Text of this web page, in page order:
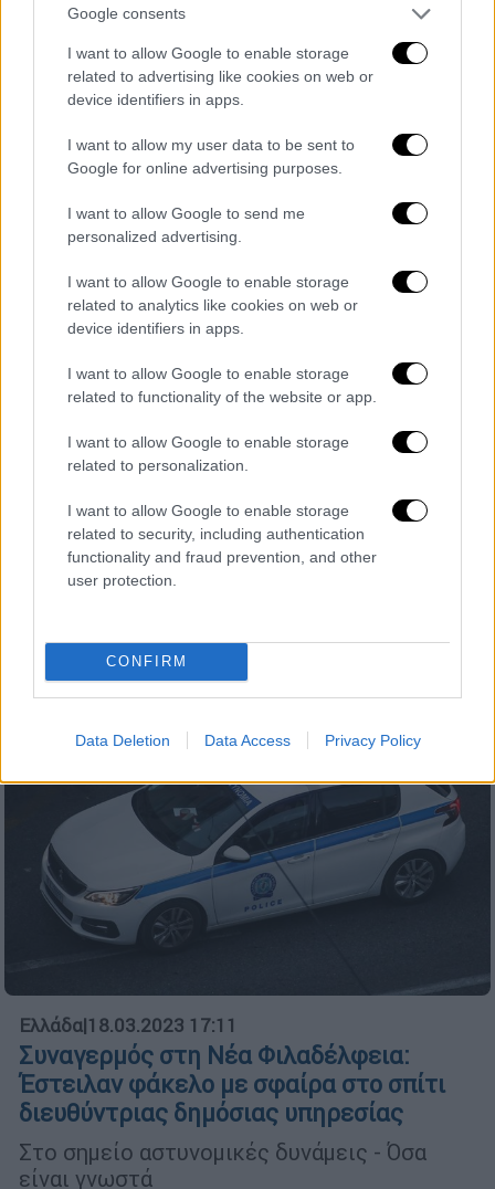
Google consents
I want to allow Google to enable storage
related to advertising like cookies on web or
device identifiers in apps.
I want to allow my user data to be sent to
Google for online advertising purposes.
I want to allow Google to send me
personalized advertising.
I want to allow Google to enable storage
related to analytics like cookies on web or
device identifiers in apps.
I want to allow Google to enable storage
related to functionality of the website or app.
I want to allow Google to enable storage
related to personalization.
I want to allow Google to enable storage
related to security, including authentication
functionality and fraud prevention, and other
user protection.
CONFIRM
Data Deletion Data Access Privacy Policy
Συναγερμός στο Χαλάνδρι: Ύποπτος
φάκελος στάλθηκε σε χώρο γραφείων -
Περιείχε σκόνη
Στο σημείο η Πυροσβεστική
Ελλάδα|12.05.2023 10:00
Συναγερμός στον ΣΥΡΙΖΑ: Ύποπτος
φάκελος στην Κουμουνδούρου
Ελλάδα|18.03.2023 17:11
Συναγερμός στη Νέα Φιλαδέλφεια:
Έστειλαν φάκελο με σφαίρα στο σπίτι
διευθύντριας δημόσιας υπηρεσίας
Στο σημείο αστυνομικές δυνάμεις - Όσα
είναι γνωστά